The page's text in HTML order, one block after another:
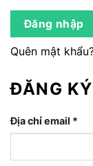
Đăng nhập
Quên mật
ĐĂNG KÝ
Địa chỉ email *